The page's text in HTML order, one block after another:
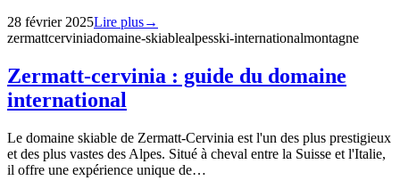
28 février 2025Lire plus→
zermattcerviniadomaine-skiablealpesski-internationalmontagne
Zermatt-cervinia : guide du domaine
international
Le domaine skiable de Zermatt-Cervinia est l'un des plus prestigieux
et des plus vastes des Alpes. Situé à cheval entre la Suisse et l'Italie,
il offre une expérience unique de…